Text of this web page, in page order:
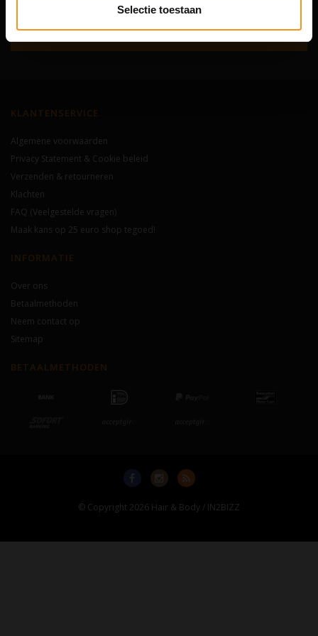
Selectie toestaan
KLANTENSERVICE
Algemene voorwaarden
Privacy Statement & Cookie beleid
Verzenden & retourneren
Klachten
FAQ (Veelgestelde vragen)
Maak kans op 25 euro shop tegoed!
INFORMATIE
Over ons
Betaalmethoden
Neem contact op
Sitemap
BETAALMETHODEN
© Copyright 2026 Hair & Body / IN2BIZZ